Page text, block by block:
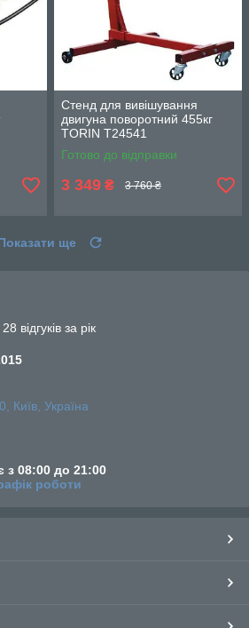
Стенд для вивішування
двигуна поворотний 455кг
TORIN T24541
Готово до відправки
3 349 ₴ 3 760 ₴
ще
відгуків за рік
Київ, Україна
з 08:00 до 21:00
роботи